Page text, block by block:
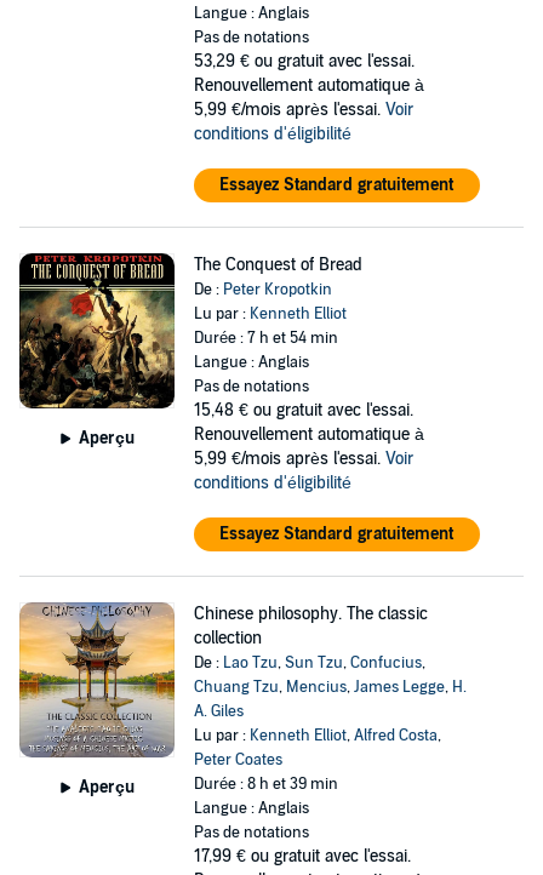
Langue : Anglais
Pas de notations
53,29 € ou gratuit avec l'essai.
Renouvellement automatique à
5,99 €/mois après l'essai. Voir
conditions d'éligibilité
Essayez Standard gratuitement
Aperçu
The Conquest of Bread
De : Peter Kropotkin
Lu par : Kenneth Elliot
Durée : 7 h et 54 min
Langue : Anglais
Pas de notations
15,48 € ou gratuit avec l'essai.
Renouvellement automatique à
5,99 €/mois après l'essai. Voir
conditions d'éligibilité
Essayez Standard gratuitement
Aperçu
Chinese philosophy. The classic
collection
De : Lao Tzu,Sun Tzu,Confucius,
Chuang Tzu, Mencius,James Legge, H.
A. Giles
Lu par : Kenneth Elliot,Alfred Costa,
Peter Coates
Durée : 8 h et 39 min
Langue : Anglais
Pas de notations
17,99 € ou gratuit avec l'essai.